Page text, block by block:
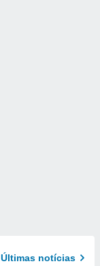
Últimas notícias